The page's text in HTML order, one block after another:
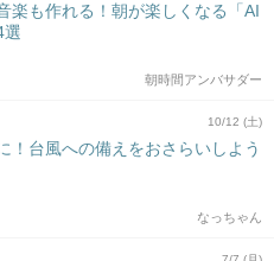
楽も作れる！朝が楽しくなる「AI
選
朝時間アンバサダー
10/12 (土)
！台風への備えをおさらいしよう
なっちゃん